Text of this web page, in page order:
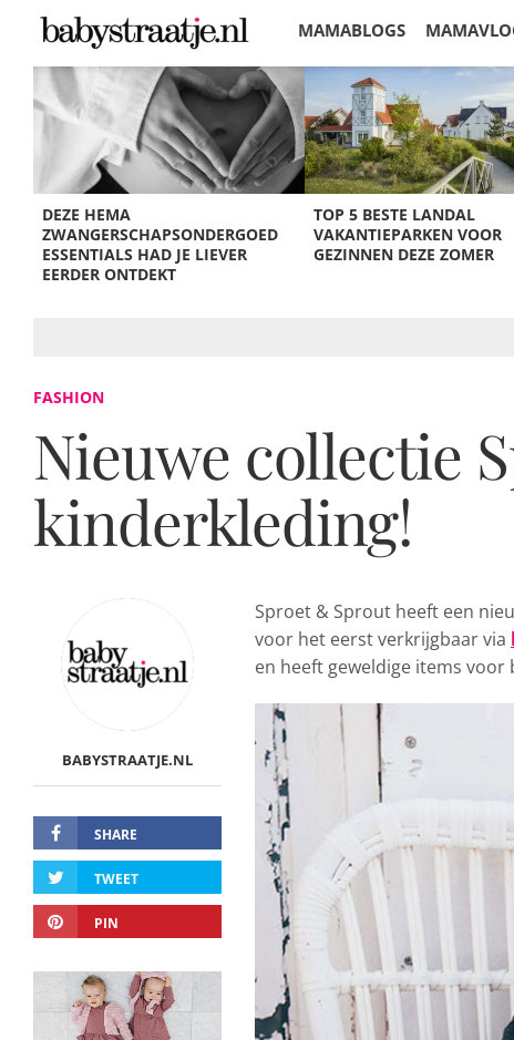
MAMABLOGS
KORTINGEN
DEZE HEMA
ZWANGERSCHAPSONDERGOED
ESSENTIALS HAD JE LIEVER
EERDER ONTDEKT
TOP 5 BESTE LANDAL
VAKANTIEPARKEN VOOR
GEZINNEN DEZE ZOMER
FASHION
Nieuwe collectie
kinderkleding!
BABYSTRAATJE.NL
SHARE
TWEET
PIN
Sproet & Sprout heeft een
voor het eerst verkrijgbaar via
en heeft geweldige items voor